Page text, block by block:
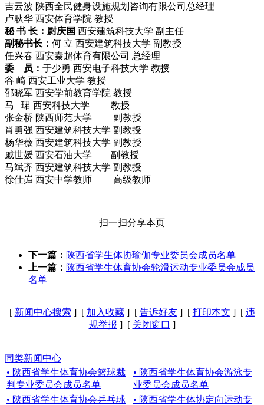
吉云波 陕西全民健身设施规划咨询有限公司总经理
卢耿华 西安体育学院 教授
秘 书 长：尉庆国 西安建筑科技大学 副主任
副秘书长： 何 立 西安建筑科技大学 副教授
任兴春 西安秦超体育有限公司 总经理
委 员： 于少勇 西安电子科技大学 教授
谷 崎 西安工业大学 教授
邵晓军 西安学前教育学院 教授
马 珺 西安科技大学 教授
张金桥 陕西师范大学 副教授
肖勇强 西安建筑科技大学 副教授
杨华薇 西安建筑科技大学 副教授
戚世媛 西安石油大学 副教授
马斌齐 西安建筑科技大学 副教授
徐仕岿 西安中学教师 高级教师
扫一扫分享本页
下一篇： 陕西省学生体协瑜伽专业委员会成员名单
上一篇： 陕西省学生体育协会轮滑运动专业委员会成员
名单
[ 新闻中心搜索 ] [ 加入收藏] [ 告诉好友] [ 打印本文 ] [ 违
规举报 ] [ 关闭窗口 ]
同类新闻中心
• 陕西省学生体育协会篮球裁
判专业委员会成员名单
• 陕西省学生体育协会游泳专
业委员会成员名单
• 陕西省学生体育协会乒乓球
• 陕西省学生体协定向运动专